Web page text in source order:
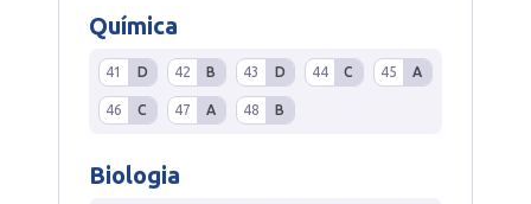
Química
41 D 42 B 43 D 44 C 45 A
46 C 47 A 48 B
Biologia